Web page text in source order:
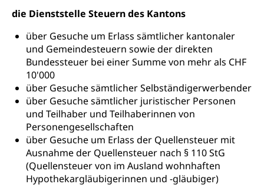
die Dienststelle Steuern des Kantons
über Gesuche um Erlass sämtlicher kantonaler
und Gemeindesteuern sowie der direkten
Bundessteuer bei einer Summe von mehr als CHF
10'000
über Gesuche sämtlicher Selbständigerwerbender
über Gesuche sämtlicher juristischer Personen
und Teilhaber und Teilhaberinnen von
Personengesellschaften
über Gesuche um Erlass der Quellensteuer mit
Ausnahme der Quellensteuer nach § 110 StG
(Quellensteuer von im Ausland wohnhaften
Hypothekargläubigerinnen und -gläubiger)
Autoverkehr, Lastwagenverkehr, Schwerverkehr,
Langsamverkehr, Transportmittel, Auto, Motorrad,
Individualverkehr
zentras (Betrieb und Unterhalt LU, OW, NW,
ZG)
Strassenverkehrsamt
Verkehr und Infrastruktur vif
Kantonsstrassen
Persönliches
Zivilstand
Geburt, Heirat, Ehe, Partnerschaft, Tod,
Zivilstandsamt, Zivilstandsregiste
Zivilstandswesen
Adoption